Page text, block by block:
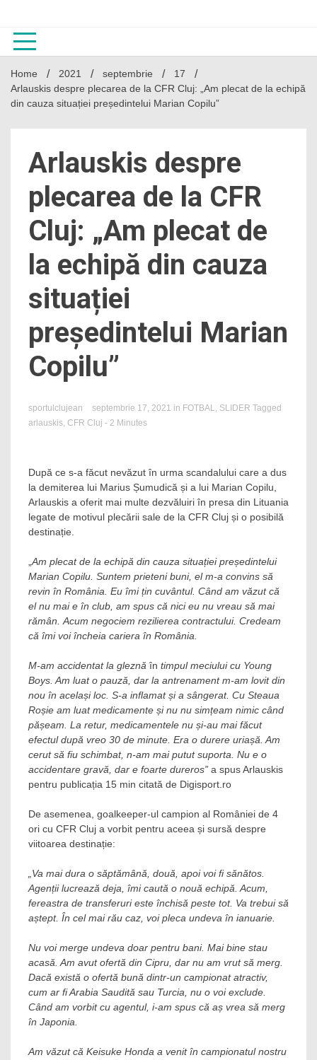
content
Home 2021 septembrie
17
Arlauskis despre plecarea de la CFR Cluj: „Am plecat de la echipă
din cauza situației președintelui Marian Copilu”
Arlauskis despre
plecarea de la CFR
Cluj: „Am plecat de
la echipă din cauza
situației
președintelui Marian
Copilu”
sportulclujean septembrie 17, 2021 in FOTBAL, SLIDER Tagged
arlauskis, CFR Cluj - 2 Minutes
După ce s-a făcut nevăzut în urma scandalului care a dus
la demiterea lui Marius Șumudică și a lui Marian Copilu,
Arlauskis a oferit mai multe dezvăluiri în presa din Lituania
legate de motivul plecării sale de la CFR Cluj și o posibilă
destinație.
Am plecat de la echipă din cauza situației președintelui
Marian Copilu. Suntem prieteni buni, el m-a convins să
revin în România. Eu îmi țin cuvântul. Când am văzut că
el nu mai e în club, am spus că nici eu nu vreau să mai
rămân. Acum negociem rezilierea contractului. Credeam
că îmi voi încheia cariera în România.
M-am accidentat la gleznă în timpul meciului cu Young
Boys. Am luat o pauză, dar la antrenament m-am lovit din
nou în același loc. S-a inflamat și a sângerat. Cu Steaua
Roșie am luat medicamente și nu nu simțeam nimic când
pășeam. La retur, medicamentele nu și-au mai făcut
efectul după vreo 30 de minute. Era o durere uriașă. Am
cerut să fiu schimbat, n-am mai putut suporta. Nu e o
accidentare gravă, dar e foarte dureros” a spus Arlauskis
pentru publicația 15 min citată de Digisport.ro
De asemenea, goalkeeper-ul campion al României de 4
ori cu CFR Cluj a vorbit pentru aceea și sursă despre
viitoarea destinație:
„Va mai dura o săptămână, două, apoi voi fi sănătos.
Agenții lucrează deja, îmi caută o nouă echipă. Acum,
fereastra de transferuri este închisă peste tot. Va trebui să
aștept. În cel mai rău caz, voi pleca undeva în ianuarie.
Nu voi merge undeva doar pentru bani. Mai bine stau
acasă. Am avut ofertă din Cipru, dar nu am vrut să merg.
Dacă există o ofertă bună dintr-un campionat atractiv,
cum ar fi Arabia Saudită sau Turcia, nu o voi exclude.
Când am vorbit cu agentul, i-am spus că aș vrea să merg
în Japonia.
Am văzut că Keisuke Honda a venit în campionatul nostru